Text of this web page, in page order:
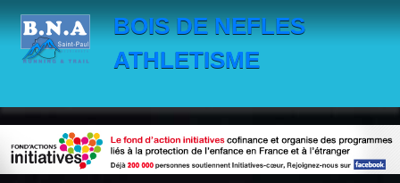
BOIS DE NEFLES
ATHLETISME